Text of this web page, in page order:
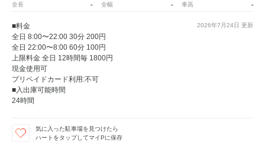
全長 - 全幅 - 車高 -
2026年7月24日 更新
■料金
全日 8:00〜22:00 30分 200円
全日 22:00〜8:00 60分 100円
上限料金 全日 12時間毎 1800円
現金使用可
プリペイドカード利用:不可
■入出庫可能時間
24時間
気に入った駐車場を見つけたら
ハートをタップしてマイPに保存